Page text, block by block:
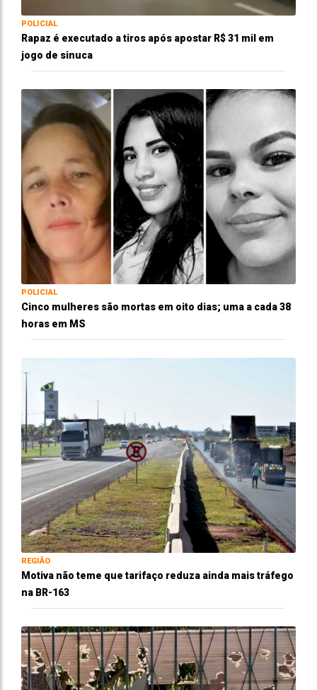
POLICIAL
Rapaz é executado a tiros após apostar R$ 31 mil em
jogo de sinuca
POLICIAL
Cinco mulheres são mortas em oito dias; uma a cada 38
horas em MS
REGIÃO
Motiva não teme que tarifaço reduza ainda mais tráfego
na BR-163